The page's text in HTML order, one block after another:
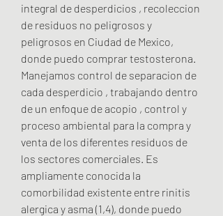
integral de desperdicios , recoleccion
de residuos no peligrosos y
peligrosos en Ciudad de Mexico,
donde puedo comprar testosterona.
Manejamos control de separacion de
cada desperdicio , trabajando dentro
de un enfoque de acopio , control y
proceso ambiental para la compra y
venta de los diferentes residuos de
los sectores comerciales. Es
ampliamente conocida la
comorbilidad existente entre rinitis
alergica y asma (1,4), donde puedo